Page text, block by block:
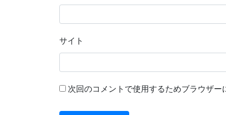
サイト
次回のコメントで使用するためブラウザー